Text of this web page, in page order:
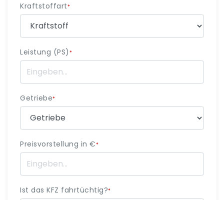
Kraftstoffart*
Leistung (PS) *
Getriebe*
Preisvorstellung in €*
Ist das KFZ fahrtüchtig?*